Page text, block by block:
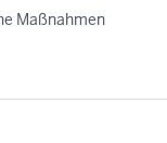
Maßnahmen